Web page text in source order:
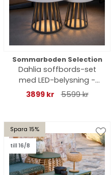
Sommarboden Selection
Dahlia soffbords-set
med LED-belysning -
khaki
3899 kr 5599 kr
Spara 15%
till 16/8